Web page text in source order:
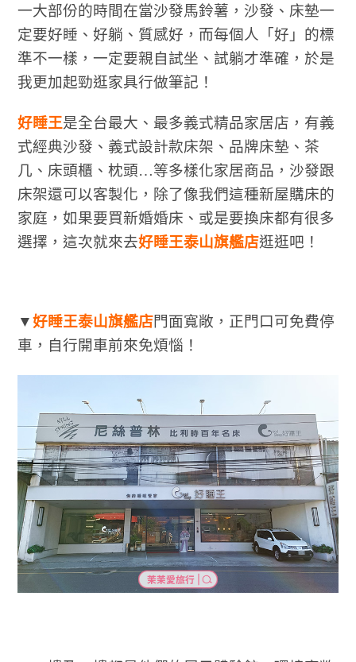
一大部份的時間在當沙發馬鈴薯，沙發、床墊一
定要好睡、好躺、質感好，而每個人「好」的標
準不一樣，一定要親自試坐、試躺才準確，於是
我更加起勁逛家具行做筆記！
好睡王是全台最大、最多義式精品家居店，有義
式經典沙發、義式設計款床架、品牌床墊、茶
几、床頭櫃、枕頭…等多樣化家居商品，沙發跟
床架還可以客製化，除了像我們這種新屋購床的
家庭，如果要買新婚婚床、或是要換床都有很多
選擇，這次就來去好睡王泰山旗艦店逛逛吧！
▼好睡王泰山旗艦店門面寬敞，正門口可免費停
車，自行開車前來免煩惱！